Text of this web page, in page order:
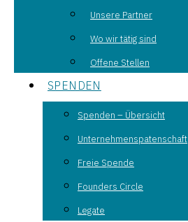
Unsere Partner
Wo wir tätig sind
Offene Stellen
SPENDEN
Spenden – Übersicht
Unternehmenspatenschaft
Freie Spende
Founders Circle
Legate